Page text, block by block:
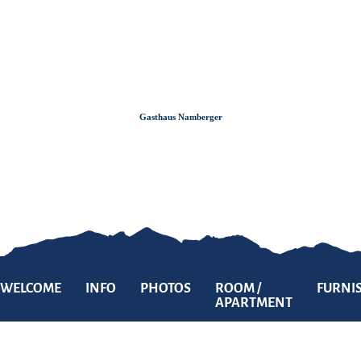
Gasthaus Namberger
WELCOME INFO PHOTOS
ROOM /
APARTMENT